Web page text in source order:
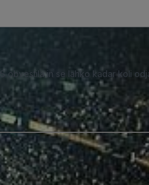
obvestila in se lahko kadar koli